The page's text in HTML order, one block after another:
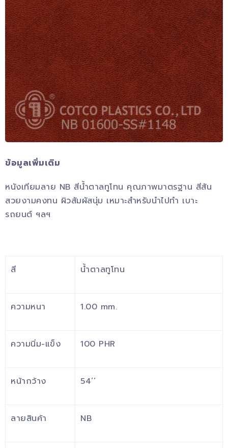
ข้อมูลเพิ่มเติม
หนังเทียมลาย NB สีน้ำตาลทูโทน คุณภาพมาตรฐาน สีสัน
สวยงามคงทน ผิวสัมผัสนุ่ม เหมาะสำหรับนำไปทำ เบาะ
รถยนต์ ฯลฯ
สี น้ำตาลทูโทน
ความหนา 1.00 mm.
ความนิ่ม-แข็ง 100 PHR
หน้ากว้าง 54’’
ลายสินค้า NB